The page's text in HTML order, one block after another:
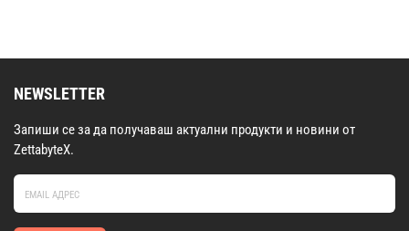
NEWSLETTER
Запиши се за да получаваш актуални продукти и новини от
ZettabyteX.